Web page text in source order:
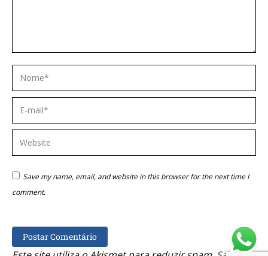
Nome *
E-mail *
Website
Save my name, email, and website in this browser for the next time I
comment.
Postar Comentário